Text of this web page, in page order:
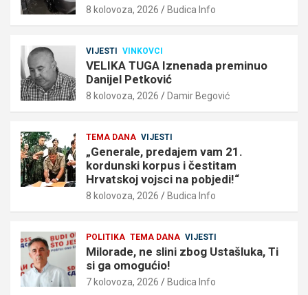
8 kolovoza, 2026 Budica Info
VIJESTI VINKOVCI
VELIKA TUGA Iznenada preminuo
Danijel Petković
8 kolovoza, 2026 Damir Begović
TEMA DANA VIJESTI
„Generale, predajem vam 21.
kordunski korpus i čestitam
Hrvatskoj vojsci na pobjedi!“
8 kolovoza, 2026 Budica Info
POLITIKA TEMA DANA VIJESTI
Milorade, ne slini zbog Ustašluka, Ti
si ga omogućio!
7 kolovoza, 2026 Budica Info